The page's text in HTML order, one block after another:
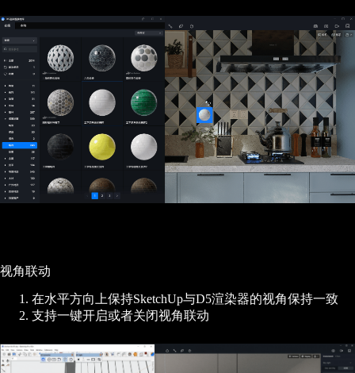
视角联动
在水平方向上保持SketchUp与D5渲染器的视角保持一致
支持一键开启或者关闭视角联动